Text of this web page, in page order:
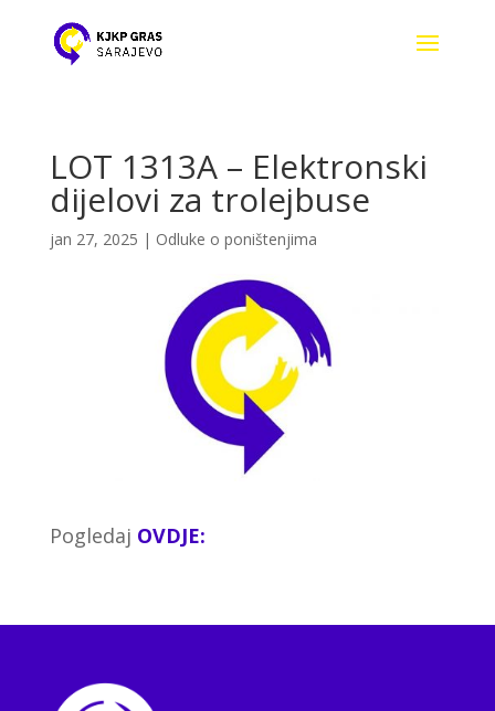
LOT 1313A – Elektronski
dijelovi za trolejbuse
jan 27, 2025 | Odluke o poništenjima
Pogledaj OVDJE: